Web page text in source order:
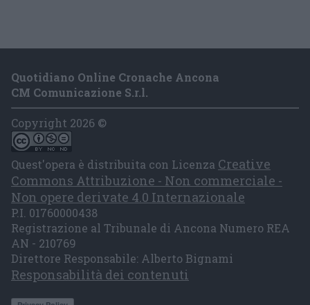
Quotidiano Online Cronache Ancona
CM Comunicazione S.r.l.
Copyright 2026 ©
Quest'opera è distribuita con Licenza Creative
Commons Attribuzione - Non commerciale -
Non opere derivate 4.0 Internazionale
P.I. 01760000438
Registrazione al Tribunale di Ancona Numero REA
AN - 210769
Direttore Responsabile: Alberto Bignami
Responsabilità dei contenuti